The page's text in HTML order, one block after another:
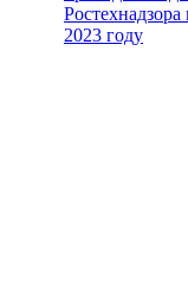
2023 году